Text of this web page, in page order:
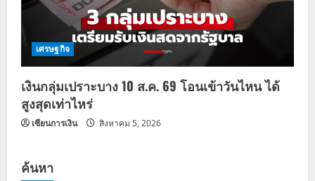
เศรษฐกิจ
เงินกลุ่มเปราะบาง 10 ส.ค. 69 โอนเข้าวันไหน ได้
สูงสุดเท่าไหร่
เซียนการเงิน สิงหาคม 5, 2026
ค้นหา